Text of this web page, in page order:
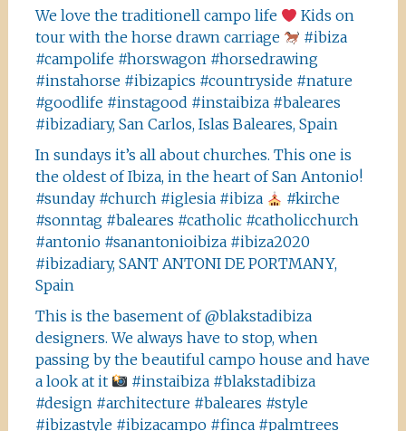
We love the traditionell campo life
Kids on
tour with the horse drawn carriage
#ibiza
#campolife #horswagon #horsedrawing
#instahorse #ibizapics #countryside #nature
#goodlife #instagood #instaibiza #baleares
#ibizadiary, San Carlos, Islas Baleares, Spain
In sundays it’s all about churches. This one is
the oldest of Ibiza, in the heart of San Antonio!
#sunday #church #iglesia #ibiza
#kirche
#sonntag #baleares #catholic #catholicchurch
#antonio #sanantonioibiza #ibiza2020
#ibizadiary, SANT ANTONI DE PORTMANY,
Spain
This is the basement of @blakstadibiza
designers. We always have to stop, when
passing by the beautiful campo house and have
a look at it
#instaibiza #blakstadibiza
#design #architecture #baleares #style
#ibizastyle #ibizacampo #finca #palmtrees